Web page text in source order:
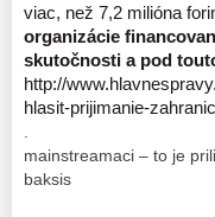
viac, než 7,2 milióna
organizácie
skutočnosti a pod
http://
hlasit-prijimanie-
mainstreamaci – to je
baksis